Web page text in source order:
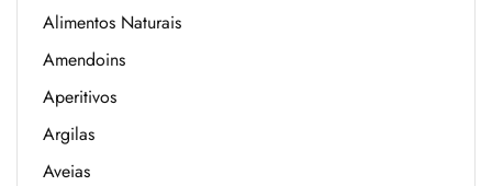
Alimentos Naturais
Amendoins
Aperitivos
Argilas
Aveias